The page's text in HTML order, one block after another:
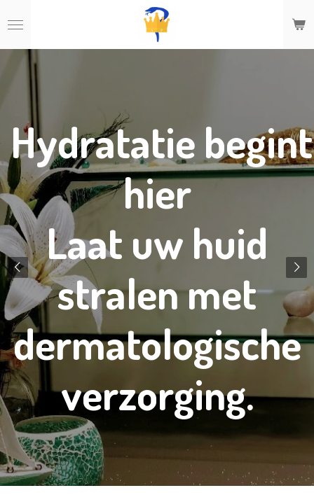
direct
Hydratatie begint
hier
Laat uw huid
stralen met
dermatologische
verzorging.